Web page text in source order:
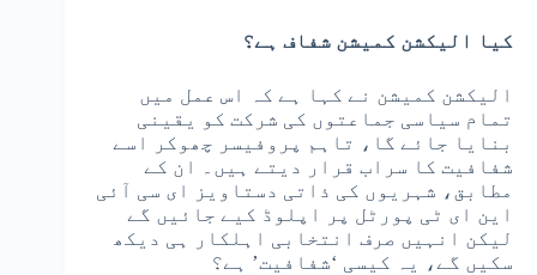
کیا الیکشن کمیشن شفاف ہے؟
الیکشن کمیشن نے کہا ہے کہ اس عمل میں
تمام سیاسی جماعتوں کی شرکت کو یقینی
بنایا جائے گا، تاہم پروفیسر چھوکر اسے
شفافیت کا سراب قرار دیتے ہیں۔ ان کے
مطابق، شہریوں کی ذاتی دستاویز ای سی آئی
این ای ٹی پورٹل پر اپلوڈ کیے جائیں گے
لیکن انہیں صرف انتخابی اہلکار ہی دیکھ
سکیں گے، یہ کیسی ‘شفافیت’ ہے؟